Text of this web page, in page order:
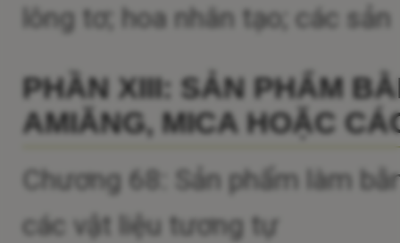
lông tơ; hoa nhân tạo; các
PHẦN XIII: SẢN PHẨM
AMIĂNG, MICA HOẶC
Chương 68: Sản phẩm làm
các vật liệu tương tự